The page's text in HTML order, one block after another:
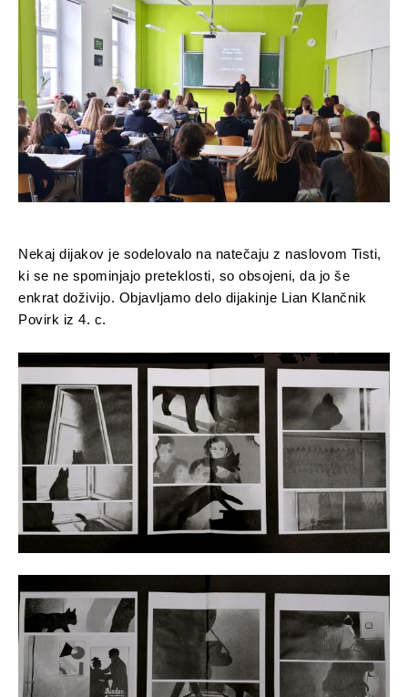
Nekaj dijakov je sodelovalo na natečaju z naslovom Tisti,
ki se ne spominjajo preteklosti, so obsojeni, da jo še
enkrat doživijo. Objavljamo delo dijakinje Lian Klančnik
Povirk iz 4. c.